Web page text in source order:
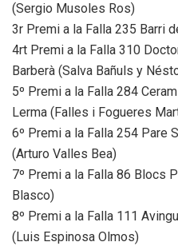
(Sergio Musoles Ros)
3r Premi a la Falla 235 Barri
4rt Premi a la Falla 310
Barberà (Salva Bañuls y
5º Premi a la Falla 284
Lerma (Falles i Fogueres
6º Premi a la Falla 254 Pare
(Arturo Valles Bea)
7º Premi a la Falla 86 Blocs
Blasco)
8º Premi a la Falla 111
(Luis Espinosa Olmos)